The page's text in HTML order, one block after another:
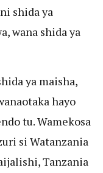
shida ya
wana shida ya
ya maisha,
hayo
tu. Wamekosa
si Watanzania
Tanzania